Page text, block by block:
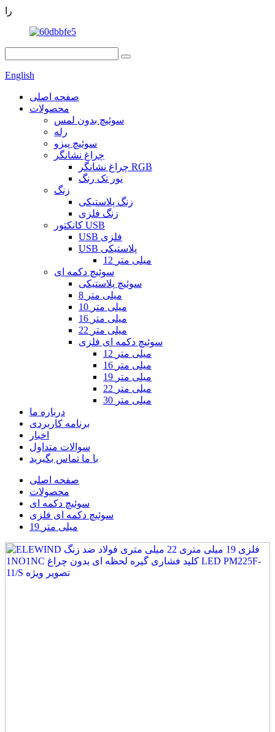
را
English
صفحه اصلی
محصولات
سوئیچ بدون لمس
رله
سوئیچ پیزو
چراغ نشانگر
چراغ نشانگر RGB
نور تک رنگ
زنگ
زنگ پلاستیکی
زنگ فلزی
کانکتور USB
USB فلزی
USB پلاستیکی
12 میلی متر
سوئیچ دکمه ای
سوئیچ پلاستیکی
8 میلی متر
10 میلی متر
16 میلی متر
22 میلی متر
سوئیچ دکمه ای فلزی
12 میلی متر
16 میلی متر
19 میلی متر
22 میلی متر
30 میلی متر
درباره ما
برنامه کاربردی
اخبار
سوالات متداول
با ما تماس بگیرید
صفحه اصلی
محصولات
سوئیچ دکمه ای
سوئیچ دکمه ای فلزی
19 میلی متر